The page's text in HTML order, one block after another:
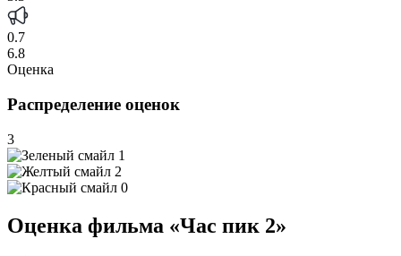
0.7
6.8
Оценка
Распределение оценок
3
1
2
0
Оценка фильма «Час пик 2»